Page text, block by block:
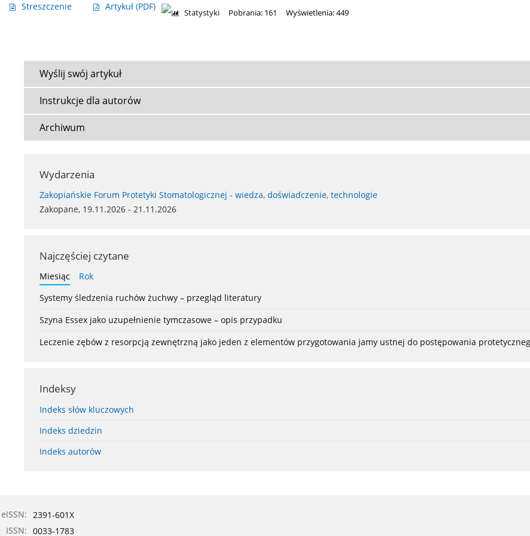
Streszczenie Artykuł (PDF)
Statystyki Pobrania: 161 Wyświetlenia: 449
Wyślij swój artykuł
Instrukcje dla autorów
Archiwum
Wydarzenia
Zakopiańskie Forum Protetyki Stomatologicznej - wiedza, doświadczenie, technologie
Zakopane, 19.11.2026 - 21.11.2026
Najczęściej czytane
Miesiąc
Rok
Systemy śledzenia ruchów żuchwy – przegląd literatury
Szyna Essex jako uzupełnienie tymczasowe – opis przypadku
Leczenie zębów z resorpcją zewnętrzną jako jeden z elementów przygotowania jamy ustnej do postępowania
Indeksy
Indeks słów kluczowych
Indeks dziedzin
Indeks autorów
eISSN: 2391-601X
ISSN: 0033-1783